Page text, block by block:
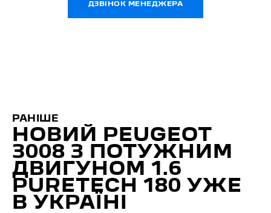
ДЗВІНОК МЕНЕДЖЕРА
РАНІШЕ
НОВИЙ PEUGEOT
3008 З ПОТУЖНИМ
ДВИГУНОМ 1.6
PURETECH 180 УЖЕ
В УКРАЇНІ